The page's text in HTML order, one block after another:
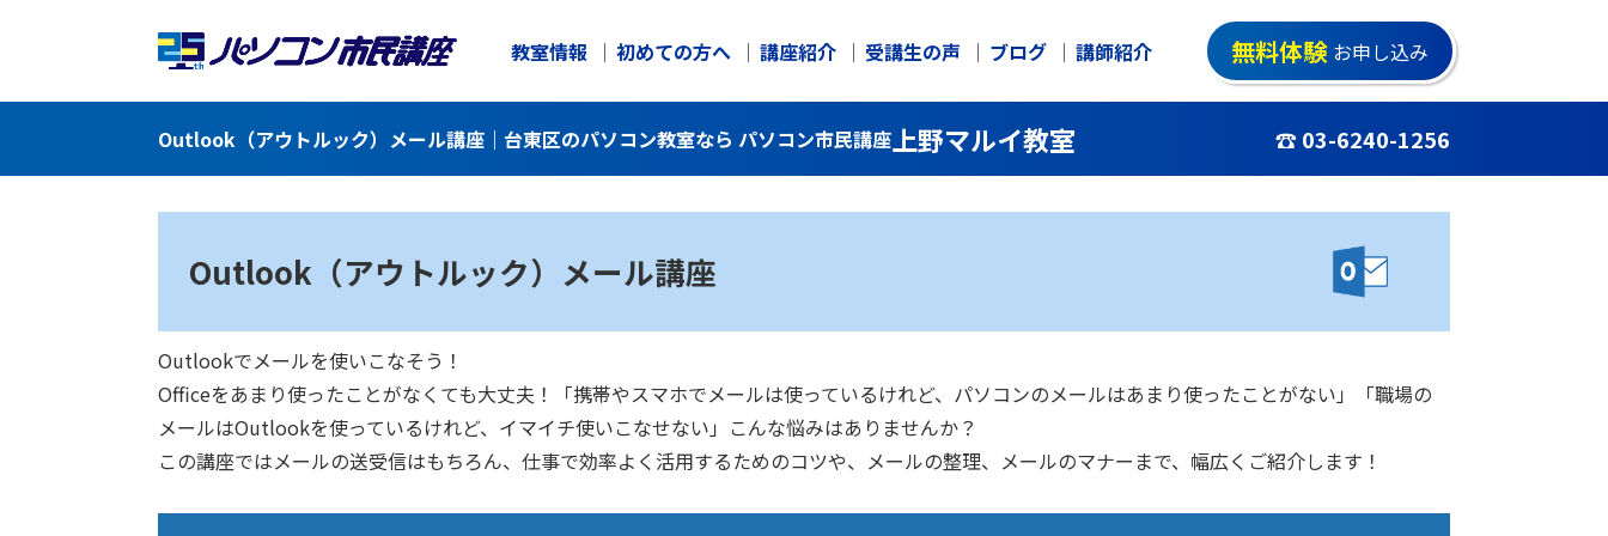
教室情報 初めての方へ 講座紹介 受講生の声 ブログ 講師紹介 無料体験 お申し込み
Outlook（アウトルック）メール講座｜台東区のパソコン教室なら パソコン市民講座上野マルイ教室 ☎ 03-6240-1256
Outlook（アウトルック）メール講座
Outlookでメールを使いこなそう！
Officeをあまり使ったことがなくても大丈夫！「携帯やスマホでメールは使っているけれど、パソコンのメールはあまり使ったことがない」「職場の
メールはOutlookを使っているけれど、イマイチ使いこなせない」こんな悩みはありませんか？
この講座ではメールの送受信はもちろん、仕事で効率よく活用するためのコツや、メールの整理、メールのマナーまで、幅広くご紹介します！